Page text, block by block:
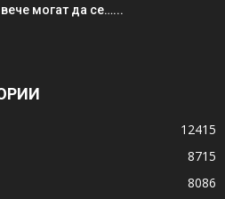
могат да се…...
12415
8715
8086